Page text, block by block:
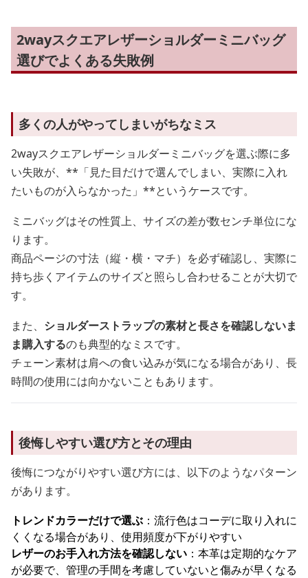
2wayスクエアレザーショルダーミニバッグ
選びでよくある失敗例
多くの人がやってしまいがちなミス
2wayスクエアレザーショルダーミニバッグを選ぶ際に多
い失敗が、**「見た目だけで選んでしまい、実際に入れ
たいものが入らなかった」**というケースです。
ミニバッグはその性質上、サイズの差が数センチ単位にな
ります。
商品ページの寸法（縦・横・マチ）を必ず確認し、実際に
持ち歩くアイテムのサイズと照らし合わせることが大切で
す。
また、 ショルダーストラップの素材と長さを確認しないま
ま購入するのも典型的なミスです。
チェーン素材は肩への食い込みが気になる場合があり、長
時間の使用には向かないこともあります。
後悔しやすい選び方とその理由
後悔につながりやすい選び方には、以下のようなパターン
があります。
トレンドカラーだけで選ぶ ：流行色はコーデに取り入れに
くくなる場合があり、使用頻度が下がりやすい
レザーのお手入れ方法を確認しない ：本革は定期的なケア
が必要で、管理の手間を考慮していないと傷みが早くなる